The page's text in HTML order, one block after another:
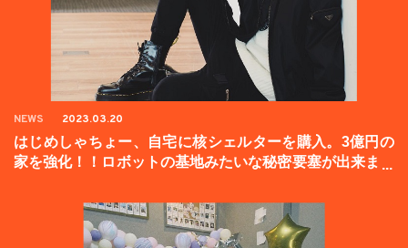
NEWS 2023.03.20
はじめしゃちょー、自宅に核シェルターを購入。3億円の
家を強化！！ロボットの基地みたいな秘密要塞が出来まし